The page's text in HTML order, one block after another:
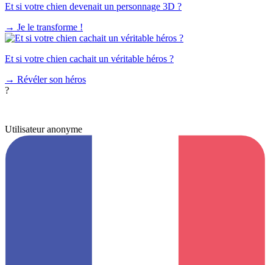
Et si votre chien devenait un personnage 3D ?
→ Je le transforme !
Et si votre chien cachait un véritable héros ?
→ Révéler son héros
?
Utilisateur anonyme